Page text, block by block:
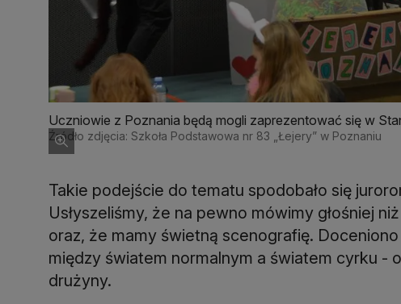
Uczniowie z Poznania będą mogli zaprezentować się w
Źródło zdjęcia: Szkoła Podstawowa nr 83 „Łejery” w Poznaniu
Takie podejście do tematu spodobało się
Usłyszeliśmy, że na pewno mówimy głośniej
oraz, że mamy świetną scenografię.
między światem normalnym a światem cyrku -
drużyny.